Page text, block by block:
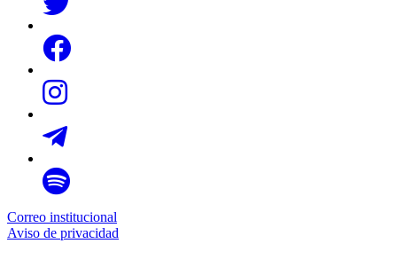
Correo institucional
Aviso de privacidad